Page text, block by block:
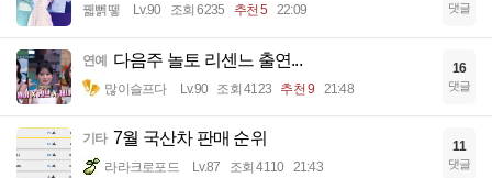
꿻뻵뗗 Lv.90 조회 6235 추천 5 22:09 댓글
연예 다음주 놀토 리센느 출연...
많이슬프다 Lv.90 조회 4123 추천 9 21:48
16
댓글
기타 7월 국산차 판매 순위
라라크로포드 Lv.87 조회 4110 21:43
11
댓글